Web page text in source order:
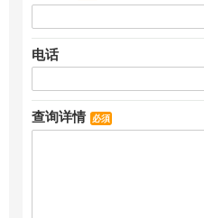
电话
查询详情 必須